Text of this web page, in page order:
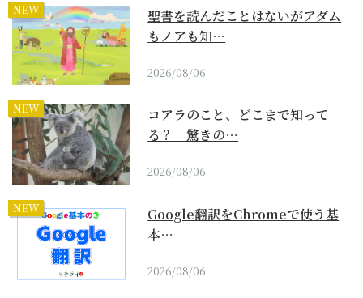
NEW
聖書を読んだことはないがアダム
もノアも知…
2026/08/06
NEW
コアラのこと、どこまで知って
る？ 驚きの…
2026/08/06
NEW
Google翻訳をChromeで使う基
本…
2026/08/06